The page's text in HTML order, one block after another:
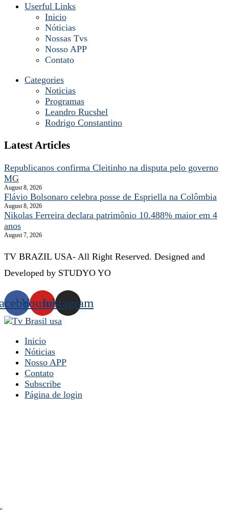
Userful Links
Inicio
Nóticias
Nossas Tvs
Nosso APP
Contato
Categories
Noticias
Programas
Leandro Rucshel
Rodrigo Constantino
Latest Articles
Republicanos confirma Cleitinho na disputa pelo governo
MG
August 8, 2026
Flávio Bolsonaro celebra posse de Espriella na Colômbia
August 8, 2026
Nikolas Ferreira declara patrimônio 10.488% maior em 4
anos
August 7, 2026
TV BRAZIL USA- All Right Reserved. Designed and
Developed by STUDYO YO
YoutubeInstagram
Inicio
Nóticias
Nosso APP
Contato
Subscribe
Página de login